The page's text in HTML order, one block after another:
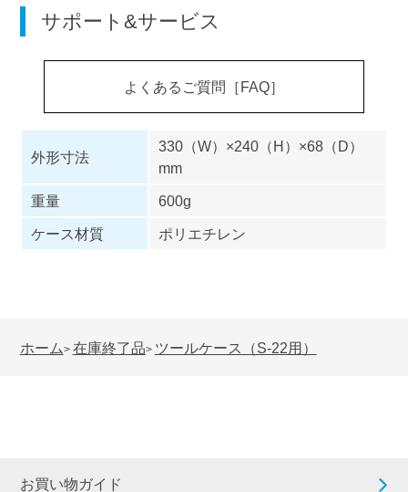
サポート&サービス
よくあるご質問［FAQ］
外形寸法
330（W）×240（H）×68（D）
mm
重量
600g
ケース材質
ポリエチレン
ホーム> 在庫終了品> ツールケース（S-22用）
お買い物ガイド